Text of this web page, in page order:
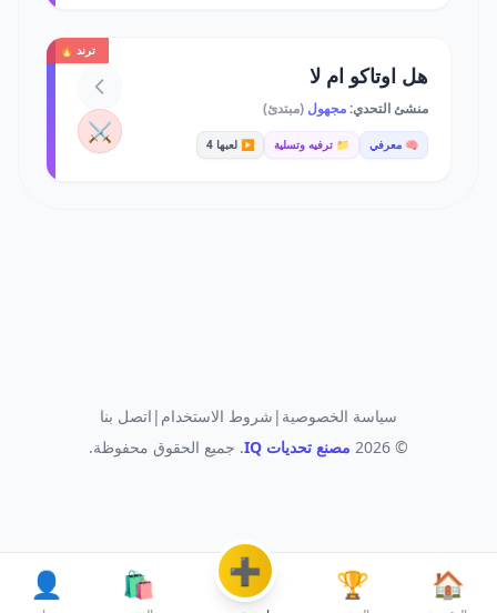
ترند 🔥
هل اوتاكو ام لا
منشئ التحدي:مجهول (مبتدئ)
🧠 معرفي 📁 ترفيه وتسلية ▶️ لعبها 4 ⚔️
🏠
🏆
➕
🛍️
👤
سياسة الخصوصية | شروط الاستخدام | اتصل بنا
© 2026
مصنع تحديات IQ . جميع الحقوق محفوظة.